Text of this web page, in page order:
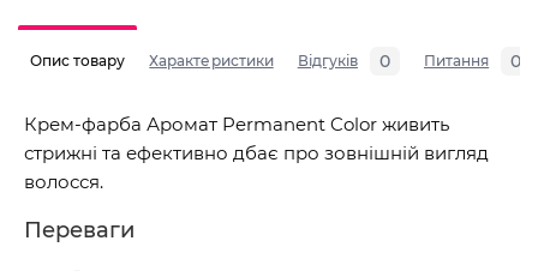
Опис товару Характеристики Відгуків 0 Питання 0
Крем-фарба Аромат Permanent Color живить
стрижні та ефективно дбає про зовнішній вигляд
волосся.
Переваги